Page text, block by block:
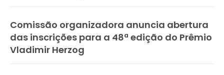
Comissão organizadora anuncia abertura
das inscrições para a 48ª edição do Prêmio
Vladimir Herzog